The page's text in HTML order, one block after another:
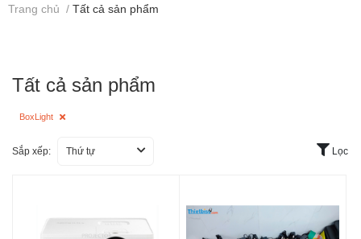
Trang chủ / Tất cả sản phẩm
Tất cả sản phẩm
BoxLight
Sắp xếp: Thứ tự Lọc